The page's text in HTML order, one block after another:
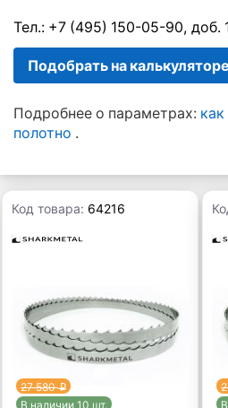
Тел.: +7 (495) 150-05-90, доб.
Подобрать на калькуляторе
Подробнее о параметрах:
полотно .
Код товара: 64216
27 580p
В наличии 10 шт.